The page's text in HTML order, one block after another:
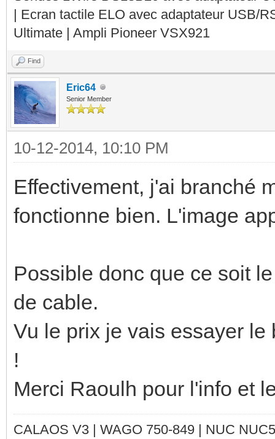
| Ecran tactile ELO avec adaptateur USB/
Ultimate | Ampli Pioneer VSX921
Find
Eric64
Senior Member
10-12-2014, 10:10 PM
Effectivement, j'ai branché
fonctionne bien. L'image
Possible donc que ce soit
de cable.
Vu le prix je vais essayer
!
Merci Raoulh pour l'info et
CALAOS V3 | WAGO 750-849 | NUC